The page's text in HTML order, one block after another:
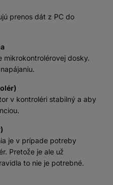
prenos dát z PC do
mikrokontrolérovej dosky.
v kontroléri stabilný a aby
je v prípade potreby
Pretože je ale už
to nie je potrebné.